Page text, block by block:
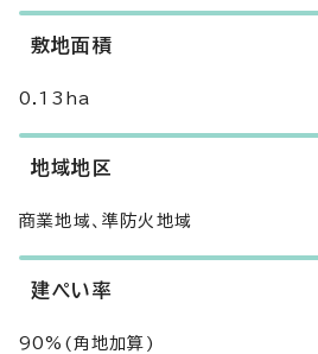
敷地面積
0.13ha
地域地区
商業地域、準防火地域
建ぺい率
90%(角地加算)